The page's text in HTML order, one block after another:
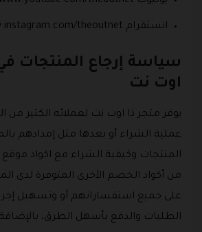
انستقرام https://www.instagram.com/theoutnet.
سياسة إرجاع المنتجات
اوت نت
يوفر متجر ذا اوت نت لعملائه الكثير
عملية الشراء أو بعدها مثل إمدادهم
المنتجات وكيفية الشراء مع اكواد
من أكواد الخصم الأخرى المتوفرة لدى
على جميع استفساراتهم أو وتسهيل
الطلبات والدفع بأسهل الطرق، بالإضافة